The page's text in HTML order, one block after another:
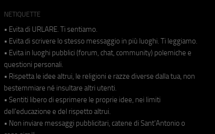
NETIQUETTE
• Evita di URLARE. Ti sentiamo.
• Evita di scrivere lo stesso messaggio in più luoghi. Ti leggiamo.
• Evita in luoghi pubblici (forum, chat, community) polemiche e
questioni personali.
• Rispetta le idee altrui, le religioni e razze diverse dalla tua, non
bestemmiare né insultare altri utenti.
• Sentiti libero di esprimere le proprie idee, nei limiti
dell'educazione e del rispetto altrui.
• Non inviare messaggi pubblicitari, catene di Sant'Antonio o